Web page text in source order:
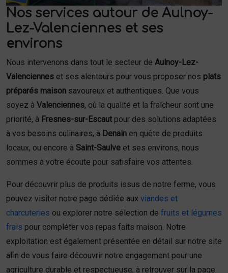
Nos services autour de Aulnoy-
Lez-Valenciennes et ses
environs
Nous intervenons dans tout le secteur de Aulnoy-Lez-
Valenciennes et ses alentours pour vous proposer nos plats
préparés maison savoureux et authentiques. Que vous
soyez à Valenciennes, où la qualité et la fraîcheur sont une
priorité, à Fresnes-sur-Escautpour des solutions adaptées
à vos besoins culinaires, à Denain en quête de produits
locaux, ou encore à Saint-Saulve et ses environs, nous
sommes à votre écoute pour satisfaire vos attentes.
Pour découvrir plus de produits issus de notre ferme, vous
pouvez visiter notre page dédiée aux viandes et
charcuteries ou explorer notre sélection de fruits et légumes
frais pour compléter vos repas faits maison. Notre
exploitation est également présentée en détail sur notre site
afin de vous faire découvrir notre engagement pour une
agriculture durable et respectueuse, à retrouver sur la page